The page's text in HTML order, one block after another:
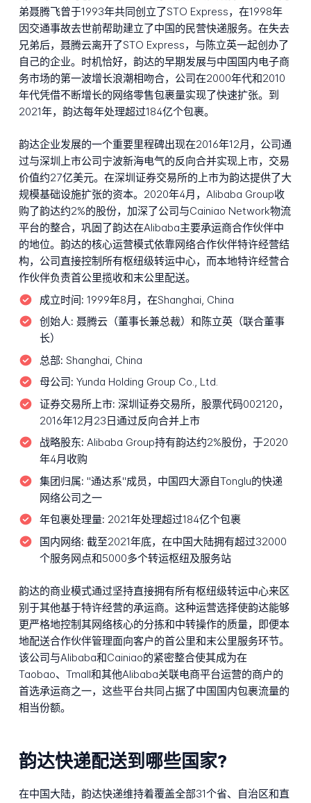
弟聂腾飞曾于1993年共同创立了STO Express，在1998年
因交通事故去世前帮助建立了中国的民营快递服务。在失去
兄弟后，聂腾云离开了STO Express，与陈立英一起创办了
自己的企业。时机恰好，韵达的早期发展与中国国内电子商
务市场的第一波增长浪潮相吻合，公司在2000年代和2010
年代凭借不断增长的网络零售包裹量实现了快速扩张。到
2021年，韵达每年处理超过184亿个包裹。
韵达企业发展的一个重要里程碑出现在2016年12月，公司通
过与深圳上市公司宁波新海电气的反向合并实现上市，交易
价值约27亿美元。在深圳证券交易所的上市为韵达提供了大
规模基础设施扩张的资本。2020年4月，Alibaba Group收
购了韵达约2%的股份，加深了公司与Cainiao Network物流
平台的整合，巩固了韵达在Alibaba主要承运商合作伙伴中
的地位。韵达的核心运营模式依靠网络合作伙伴特许经营结
构，公司直接控制所有枢纽级转运中心，而本地特许经营合
作伙伴负责首公里揽收和末公里配送。
成立时间: 1999年8月，在Shanghai, China
创始人: 聂腾云（董事长兼总裁）和陈立英（联合董事
长）
总部: Shanghai, China
母公司: Yunda Holding Group Co., Ltd.
证券交易所上市: 深圳证券交易所，股票代码002120，
2016年12月23日通过反向合并上市
战略股东: Alibaba Group持有韵达约2%股份，于2020
年4月收购
集团归属: "通达系"成员，中国四大源自Tonglu的快递
网络公司之一
年包裹处理量: 2021年处理超过184亿个包裹
国内网络: 截至2021年底，在中国大陆拥有超过32000
个服务网点和5000多个转运枢纽及服务站
韵达的商业模式通过坚持直接拥有所有枢纽级转运中心来区
别于其他基于特许经营的承运商。这种运营选择使韵达能够
更严格地控制其网络核心的分拣和中转操作的质量，即便本
地配送合作伙伴管理面向客户的首公里和末公里服务环节。
该公司与Alibaba和Cainiao的紧密整合使其成为在
Taobao、Tmall和其他Alibaba关联电商平台运营的商户的
首选承运商之一，这些平台共同占据了中国国内包裹流量的
相当份额。
韵达快递配送到哪些国家?
在中国大陆，韵达快递维持着覆盖全部31个省、自治区和直